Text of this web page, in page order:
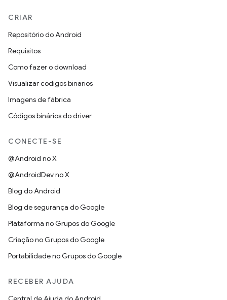
CRIAR
Repositório do Android
Requisitos
Como fazer o download
Visualizar códigos binários
Imagens de fábrica
Códigos binários do driver
CONECTE-SE
@Android no X
@AndroidDev no X
Blog do Android
Blog de segurança do Google
Plataforma no Grupos do Google
Criação no Grupos do Google
Portabilidade no Grupos do Google
RECEBER AJUDA